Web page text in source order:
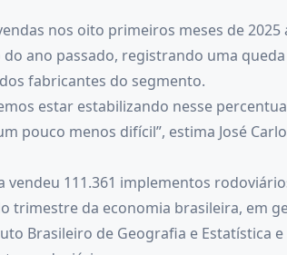
nos oito primeiros meses de
ano passado, registrando uma
fabricantes do segmento.
estar estabilizando nesse
pouco menos difícil”, estima José
111.361 implementos
trimestre da economia brasileira, em
Brasileiro de Geografia e Estatística